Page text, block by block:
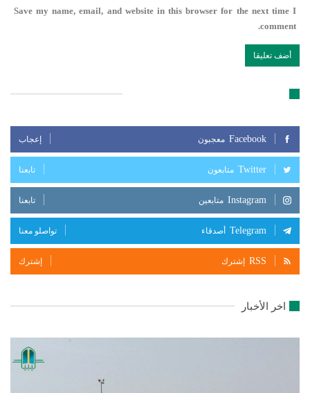
Save my name, email, and website in this browser for the next time I
comment.
Facebook معجبون إعجاب
Twitter متابعون تابعنا
Instagram متابعين تابعنا
Telegram أصدقاء تواصلو معنا
RSS إشترك إشترك
اخر الأخبار